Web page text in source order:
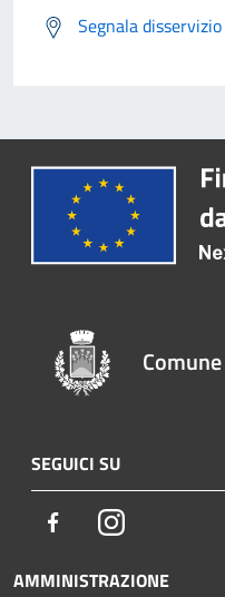
Segnala disservizio
SEGUICI SU
FacebookInstagram
AMMINISTRAZIONE